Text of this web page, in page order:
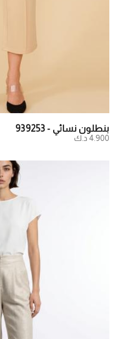
بنطلون نسائي - 939253
4.900 د.ك